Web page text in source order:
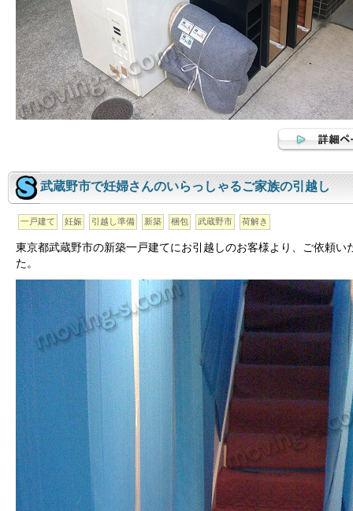
武蔵野市で妊婦さんのいらっしゃるご家族の引越し
一戸建て 妊娠 引越し準備 新築 梱包 武蔵野市 荷解き
東京都武蔵野市の新築一戸建てにお引越しのお客様より、ご依頼い
た。